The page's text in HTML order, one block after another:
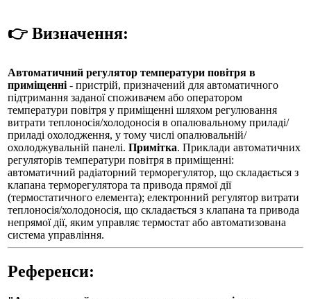
👉 Визначення:
Автоматичний регулятор температури повітря в
приміщенні - пристрій, призначений для автоматичного
підтримання заданої споживачем або оператором
температури повітря у приміщенні шляхом регулювання
витрати теплоносія/холодоносія в опалювальному приладі/
приладі охолодження, у тому числі опалювальній/
охолоджувальній панелі. Примітка. Приклади автоматичних
регуляторів температури повітря в приміщенні:
автоматичний радіаторний терморегулятор, що складається з
клапана терморегулятора та привода прямої дії
(термостатичного елемента); електронний регулятор витрати
теплоносія/холодоносія, що складається з клапана та привода
непрямої дії, яким управляє термостат або автоматизована
система управління.
Референси: